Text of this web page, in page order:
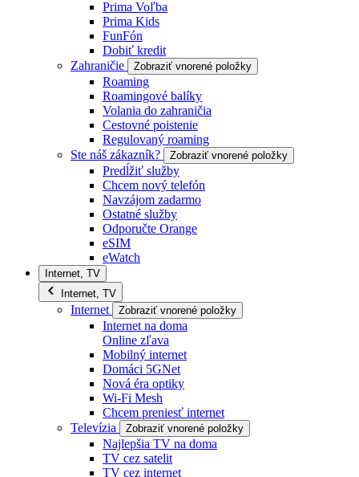
Prima Voľba
Prima Kids
FunFón
Dobiť kredit
Zahraničie
Zobraziť vnorené položky
Roaming
Roamingové balíky
Volania do zahraničia
Cestovné poistenie
Regulovaný roaming
Ste náš zákazník?
Zobraziť vnorené položky
Predĺžiť služby
Chcem nový telefón
Navzájom zadarmo
Ostatné služby
Odporučte Orange
eSIM
eWatch
Internet, TV
Internet, TV
Internet Zobraziť vnorené položky
Internet na doma
Online zľava
Mobilný internet
Domáci 5GNet
Nová éra optiky
Wi-Fi Mesh
Chcem preniesť internet
Televízia
Zobraziť vnorené položky
Najlepšia TV na doma
TV cez satelit
TV cez internet